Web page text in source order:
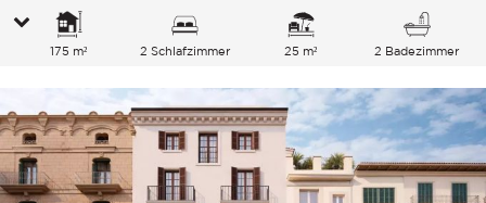
175 m² 2 Schlafzimmer 25 m² 2 Badezimmer